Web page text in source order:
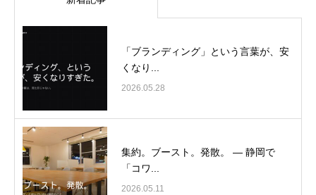
「ブランディング」という言葉が、安
くなり...
2026.05.28
集約。ブースト。発散。 ― 静岡で
「コワ...
2026.05.11